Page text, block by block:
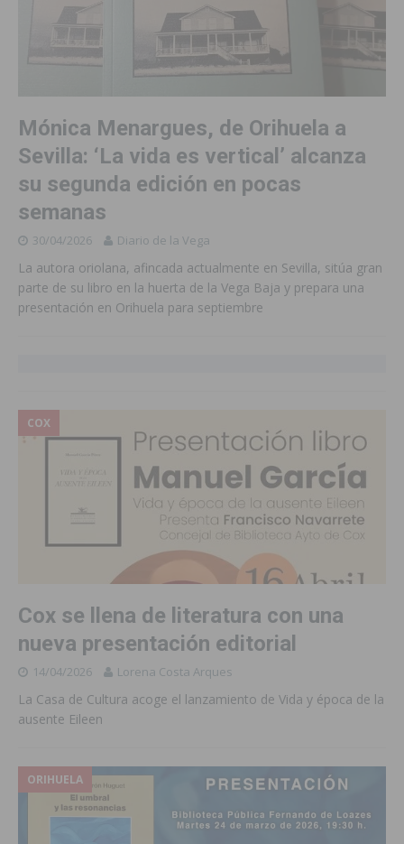
Mónica Menargues, de Orihuela a
Sevilla: ‘La vida es vertical’ alcanza
su segunda edición en pocas
semanas
30/04/2026 Diario de la Vega
La autora oriolana, afincada actualmente en Sevilla, sitúa gran
parte de su libro en la huerta de la Vega Baja y prepara una
presentación en Orihuela para septiembre
COX
Cox se llena de literatura con una
nueva presentación editorial
14/04/2026 Lorena Costa Arques
La Casa de Cultura acoge el lanzamiento de Vida y época de la
ausente Eileen
ORIHUELA